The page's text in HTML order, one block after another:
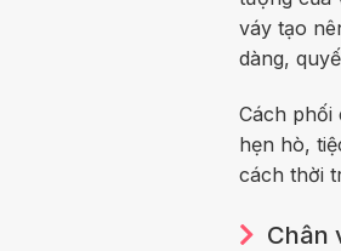
váy tạo
dàng,
Cách phối
hẹn hò,
cách thời
Chân